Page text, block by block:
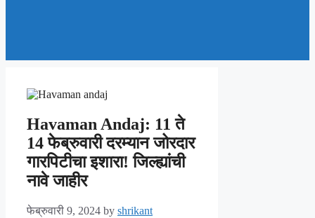
Havaman Andaj: 11 ते
14 फेब्रुवारी दरम्यान जोरदार
गारपिटीचा इशारा! जिल्ह्यांची
नावे जाहीर
फेब्रुवारी 9, 2024 by shrikant